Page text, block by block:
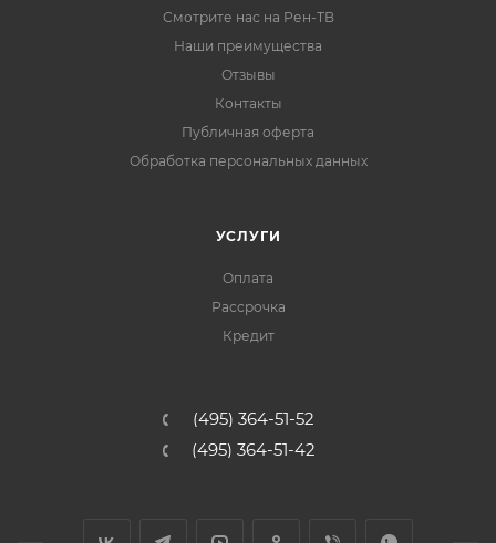
Смотрите нас на Рен-ТВ
Наши преимущества
Отзывы
Контакты
Публичная оферта
Обработка персональных данных
УСЛУГИ
Оплата
Рассрочка
Кредит
(495) 364-51-52
(495) 364-51-42